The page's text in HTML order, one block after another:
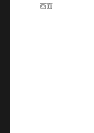
リ
グ
画面